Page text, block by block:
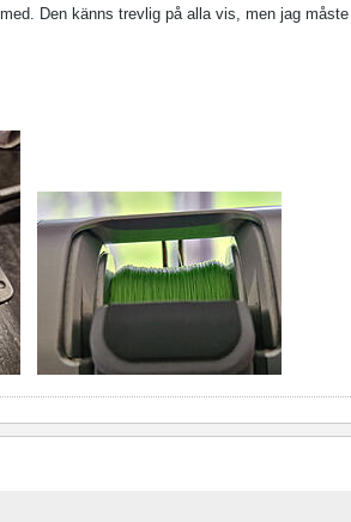
Den känns trevlig på alla vis, men jag